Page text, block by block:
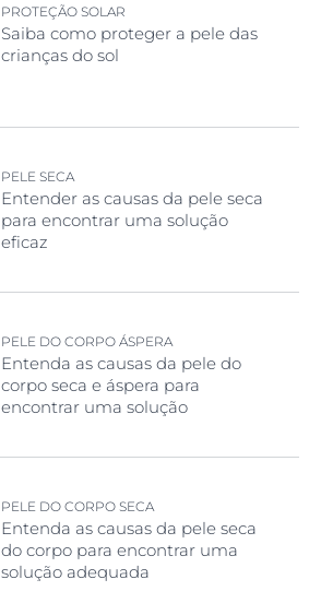
PROTEÇÃO SOLAR
Saiba como proteger a pele das
crianças do sol
PELE SECA
Entender as causas da pele seca
para encontrar uma solução
eficaz
PELE DO CORPO ÁSPERA
Entenda as causas da pele do
corpo seca e áspera para
encontrar uma solução
PELE DO CORPO SECA
Entenda as causas da pele seca
do corpo para encontrar uma
solução adequada